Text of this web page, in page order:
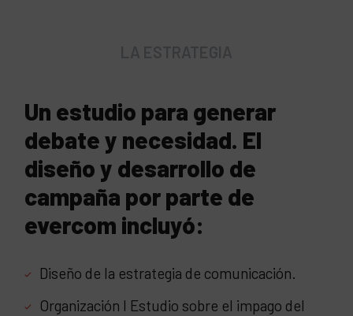
Un estudio para generar
debate y necesidad. El
diseño y desarrollo de
campaña por parte de
evercom incluyó:
Diseño de la estrategia de comunicación.
Organización I Estudio sobre el impago del